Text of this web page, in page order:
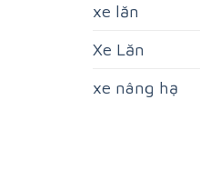
xe lăn
Xe Lăn
xe nâng hạ